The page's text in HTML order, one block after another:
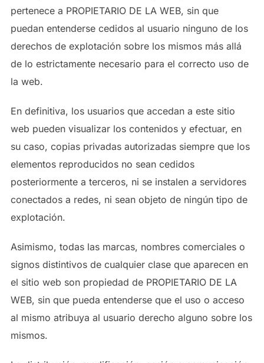
pertenece a PROPIETARIO DE LA WEB, sin que
puedan entenderse cedidos al usuario ninguno de los
derechos de explotación sobre los mismos más allá
de lo estrictamente necesario para el correcto uso de
la web.
En definitiva, los usuarios que accedan a este sitio
web pueden visualizar los contenidos y efectuar, en
su caso, copias privadas autorizadas siempre que los
elementos reproducidos no sean cedidos
posteriormente a terceros, ni se instalen a servidores
conectados a redes, ni sean objeto de ningún tipo de
explotación.
Asimismo, todas las marcas, nombres comerciales o
signos distintivos de cualquier clase que aparecen en
el sitio web son propiedad de PROPIETARIO DE LA
WEB, sin que pueda entenderse que el uso o acceso
al mismo atribuya al usuario derecho alguno sobre los
mismos.